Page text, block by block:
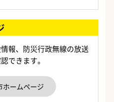
報、防災行政無線の放送
できます。
ホームページ